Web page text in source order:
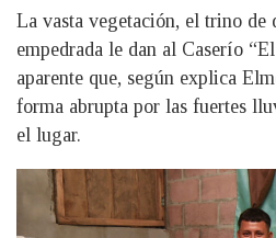
La vasta vegetación, el trino de
empedrada le dan al Caserío
aparente que, según explica
forma abrupta por las fuertes
el lugar.